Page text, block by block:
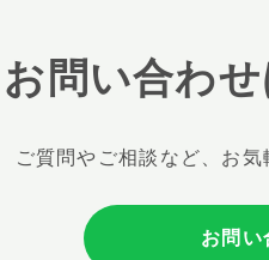
お問い合わ
ご質問やご相談など、 お気
お問い